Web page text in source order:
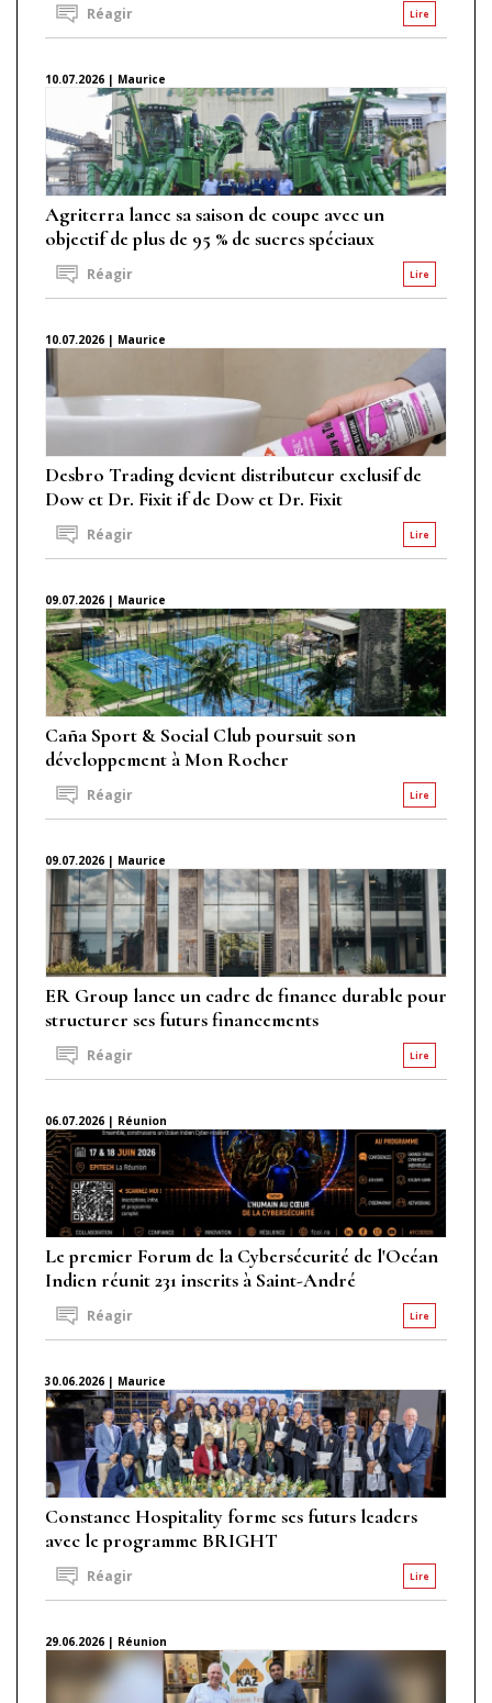
Lire
Réagir
10.07.2026 | Maurice
Agriterra lance sa saison de coupe avec un
objectif de plus de 95 % de sucres spéciaux
Lire
Réagir
10.07.2026 | Maurice
Desbro Trading devient distributeur exclusif de
Dow et Dr. Fixit if de Dow et Dr. Fixit
Lire
Réagir
09.07.2026 | Maurice
Caña Sport & Social Club poursuit son
développement à Mon Rocher
Lire
Réagir
09.07.2026 | Maurice
ER Group lance un cadre de finance durable pour
structurer ses futurs financements
Lire
Réagir
06.07.2026 | Réunion
Le premier Forum de la Cybersécurité de l'Océan
Indien réunit 231 inscrits à Saint-André
Lire
Réagir
30.06.2026 | Maurice
Constance Hospitality forme ses futurs leaders
avec le programme BRIGHT
Lire
Réagir
29.06.2026 | Réunion